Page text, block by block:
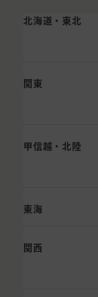
北海道・東北
関東
甲信越・北陸
東海
関西